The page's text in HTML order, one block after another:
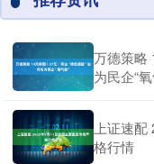
万德策略
为民企“
上证速
格行情